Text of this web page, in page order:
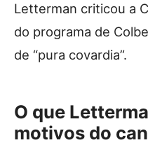
Letterman criticou a
do programa de
de “pura covardia”.
O que
motivos do